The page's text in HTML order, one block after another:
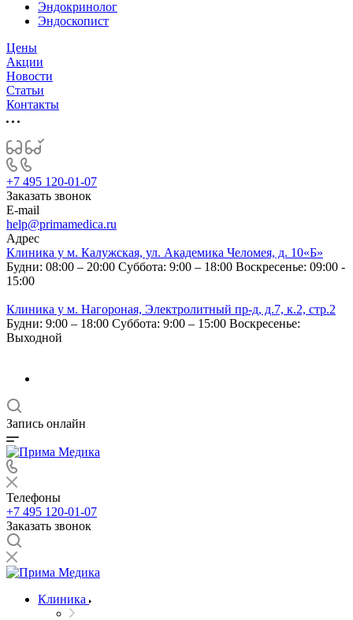
Эндокринолог
Эндоскопист
Цены
Акции
Новости
Статьи
Контакты
+7 495 120-01-07
Заказать звонок
E-mail
help@primamedica.ru
Адрес
Клиника у м. Калужская, ул. Академика Челомея, д. 10«Б»
Будни: 08:00 – 20:00 Суббота: 9:00 – 18:00 Воскресенье: 09:00 -
15:00
Клиника у м. Нагороная, Электролитный пр-д, д.7, к.2, стр.2
Будни: 9:00 – 18:00 Суббота: 9:00 – 15:00 Воскресенье:
Выходной
Запись онлайн
Телефоны
+7 495 120-01-07
Заказать звонок
Клиника